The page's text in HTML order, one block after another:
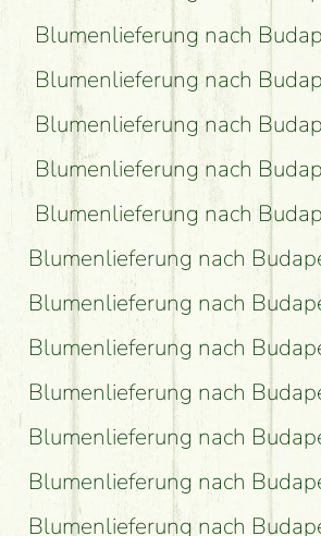
Blumenlieferung nach
Blumenlieferung nach
Blumenlieferung nach
Blumenlieferung nach
Blumenlieferung nach
Blumenlieferung nach
Blumenlieferung nach
Blumenlieferung nach
Blumenlieferung nach
Blumenlieferung nach
Blumenlieferung nach
Blumenlieferung nach